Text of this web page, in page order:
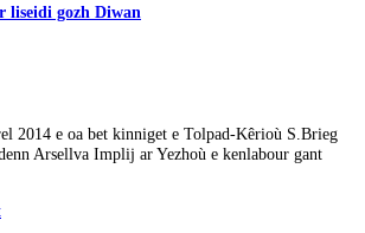
liseidi gozh Diwan
2014 e oa bet kinniget e Tolpad-Kêrioù S.Brieg
Arsellva Implij ar Yezhoù e kenlabour gant